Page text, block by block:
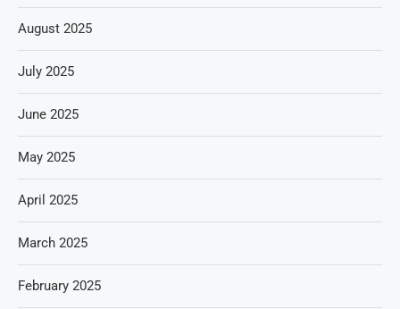
August 2025
July 2025
June 2025
May 2025
April 2025
March 2025
February 2025